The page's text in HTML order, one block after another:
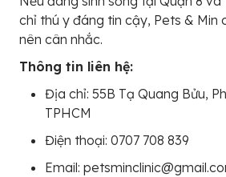
chỉ thú y đáng tin cậy, Pets & Min
nên cân nhắc.
Thông tin liên hệ:
Địa chỉ: 55B Tạ Quang Bửu,
TPHCM
Điện thoại: 0707 708 839
Email: